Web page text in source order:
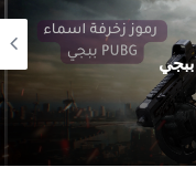
تطبيقات